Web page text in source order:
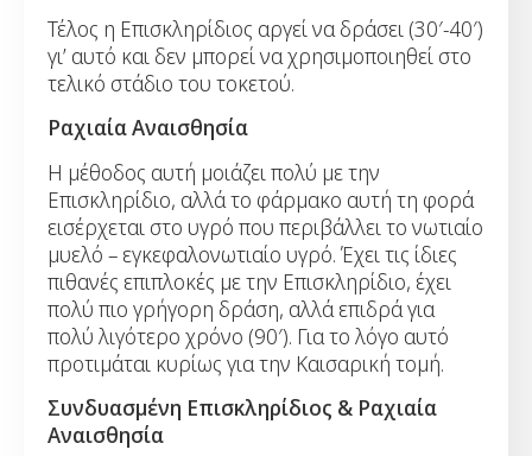
Τέλος η Επισκληρίδιος αργεί να δράσει (30′-40′)
γι’ αυτό και δεν μπορεί να χρησιμοποιηθεί στο
τελικό στάδιο του τοκετού.
Ραχιαία Αναισθησία
Η μέθοδος αυτή μοιάζει πολύ με την
Επισκληρίδιο, αλλά το φάρμακο αυτή τη φορά
εισέρχεται στο υγρό που περιβάλλει το νωτιαίο
μυελό – εγκεφαλονωτιαίο υγρό. Έχει τις ίδιες
πιθανές επιπλοκές με την Επισκληρίδιο, έχει
πολύ πιο γρήγορη δράση, αλλά επιδρά για
πολύ λιγότερο χρόνο (90′). Για το λόγο αυτό
προτιμάται κυρίως για την Καισαρική τομή.
Συνδυασμένη Επισκληρίδιος & Ραχιαία
Αναισθησία